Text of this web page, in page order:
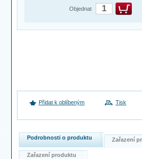
Objednat
Přidat k oblíbeným Tisk
Podrobnosti o produktu Zařazení
Zařazení produktu